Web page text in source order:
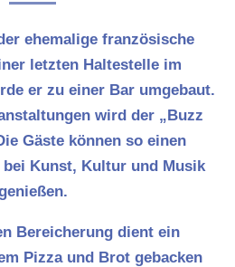
ehemalige französische
letzten Haltestelle im
er zu einer Bar umgebaut.
wird der „Buzz
Gäste können so einen
Kunst, Kultur und Musik
Bereicherung dient ein
Pizza und Brot gebacken